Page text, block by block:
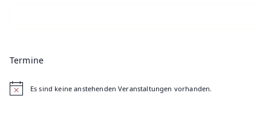
Termine
H
Es sind keine anstehenden Veranstaltungen vorhanden.